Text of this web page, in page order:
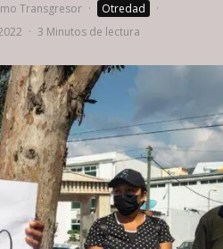
Transgresor · Otredad
·
· 3 Minutos de lectura